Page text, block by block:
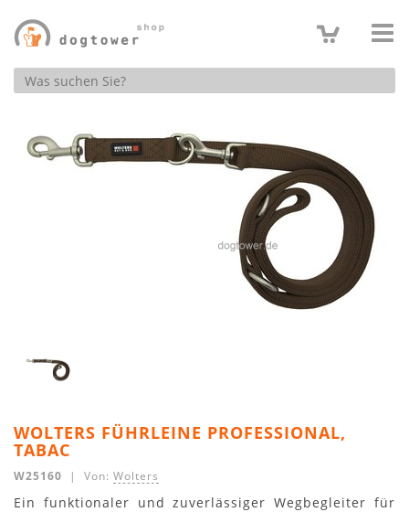
Produktsuche
WOLTERS FÜHRLEINE PROFESSIONAL,
TABAC
W25160 | Von: Wolters
Ein funktionaler und zuverlässiger Wegbegleiter für